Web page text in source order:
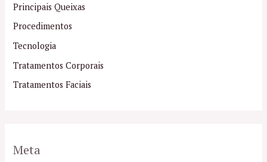
Principais Queixas
Procedimentos
Tecnologia
Tratamentos Corporais
Tratamentos Faciais
Meta